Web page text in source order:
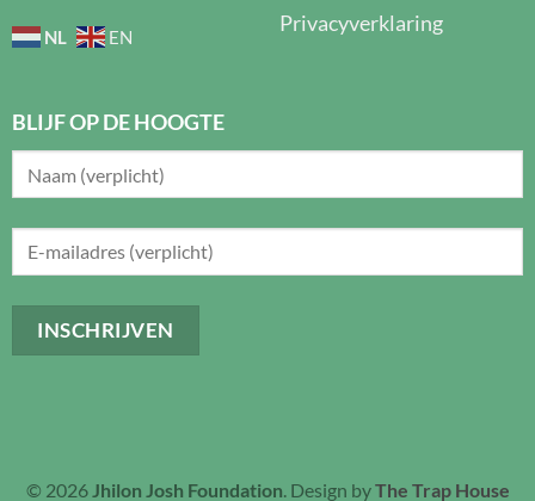
NL EN
Privacyverklaring
BLIJF OP DE HOOGTE
© 2026 Jhilon Josh Foundation. Design byThe Trap House